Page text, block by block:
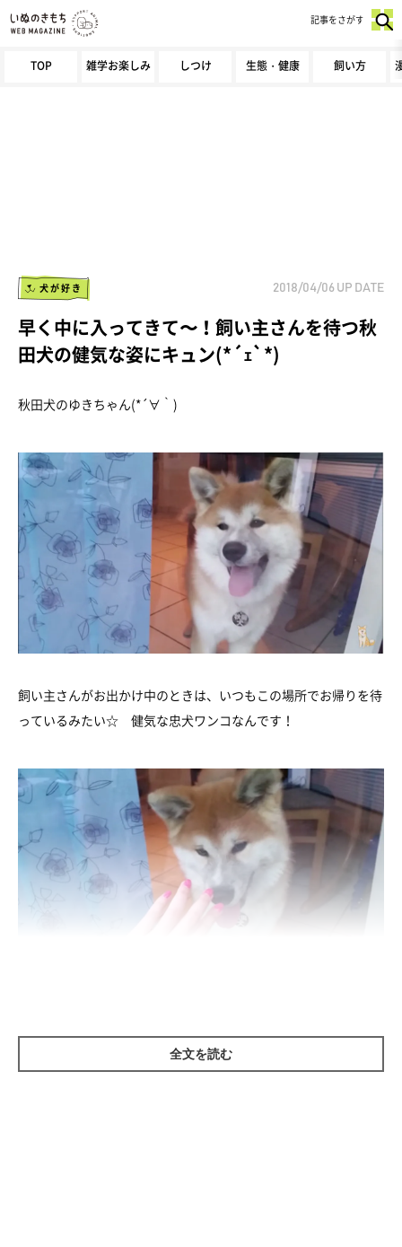
TOP 雑学お楽しみ しつけ 生態・健康 飼い方
記事をさがす
犬が好き 2018/04/06 UP DATE
早く中に入ってきて〜！飼い主さんを待つ秋
田犬の健気な姿にキュン(*´ｪ`*)
秋田犬のゆきちゃん(*´∀｀)
飼い主さんがお出かけ中のときは、いつもこの場所でお帰りを待
っているみたい☆ 健気な忠犬ワンコなんです！
全文を読む